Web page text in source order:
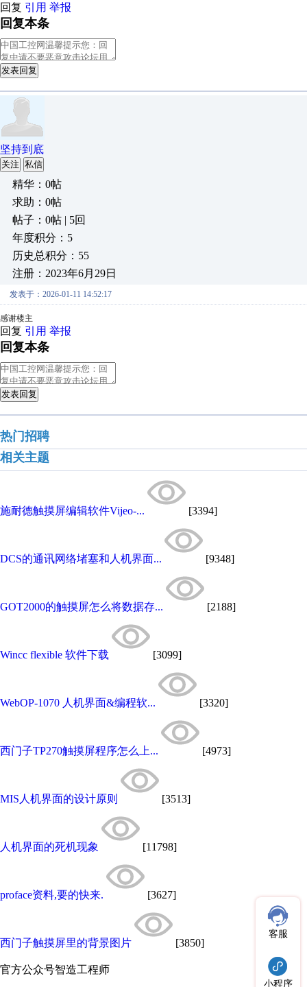
回复 引用 举报
回复本条
发表回复
坚持到底
关注 私信
精华：0帖
求助：0帖
帖子：0帖 | 5回
年度积分：5
历史总积分：55
注册：2023年6月29日
发表于：2026-01-11 14:52:17
感谢楼主
回复 引用 举报
回复本条
发表回复
热门招聘
相关主题
施耐德触摸屏编辑软件Vijeo-... [3394]
DCS的通讯网络堵塞和人机界面... [9348]
GOT2000的触摸屏怎么将数据存... [2188]
Wincc flexible 软件下载 [3099]
WebOP-1070 人机界面&编程软... [3320]
西门子TP270触摸屏程序怎么上... [4973]
MIS人机界面的设计原则 [3513]
人机界面的死机现象 [11798]
proface资料,要的快来. [3627]
西门子触摸屏里的背景图片 [3850]
官方公众号智造工程师
客服
小程序